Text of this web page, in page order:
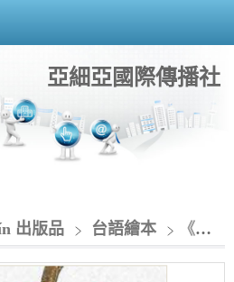
亞細亞國際傳播社
出版品 台語繪本 《動物園大對決》Tōng-bu̍t-hn̂g Tōa Tùi-koat_台+英+日+越 4語兒童繪本